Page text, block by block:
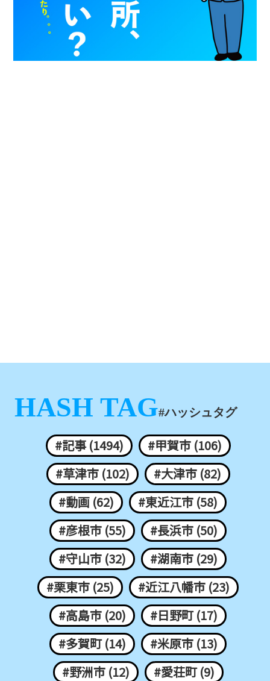
HASH TAG#ハッシュタグ
#記事 (1494)
#甲賀市 (106)
#草津市 (102)
#大津市 (82)
#動画 (62)
#東近江市 (58)
#彦根市 (55)
#長浜市 (50)
#守山市 (32)
#湖南市 (29)
#栗東市 (25)
#近江八幡市 (23)
#高島市 (20)
#日野町 (17)
#多賀町 (14)
#米原市 (13)
#野洲市 (12)
#愛荘町 (9)